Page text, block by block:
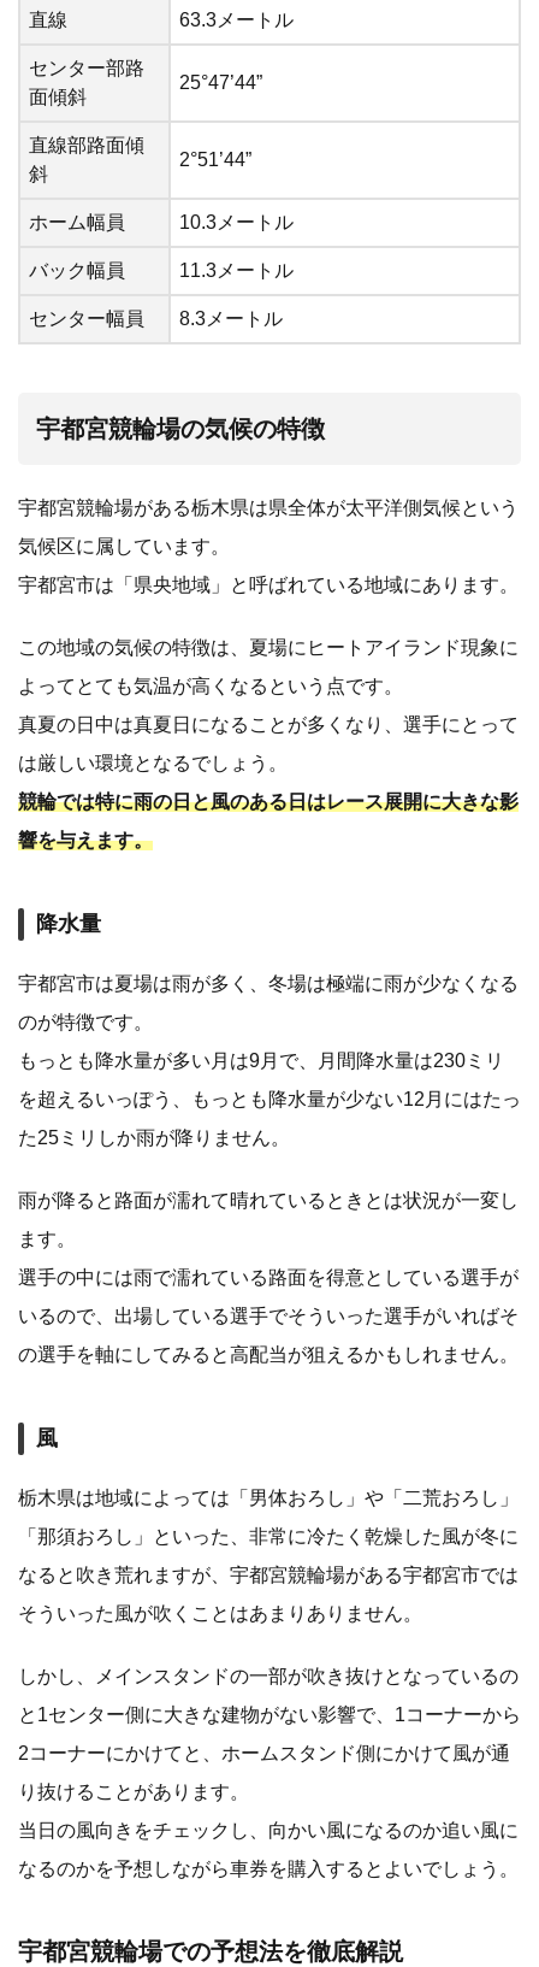
直線 63.3メートル
センター部路
面傾斜
25°47’44”
直線部路面傾
斜
2°51’44”
ホーム幅員 10.3メートル
バック幅員 11.3メートル
センター幅員 8.3メートル
宇都宮競輪場の気候の特徴
宇都宮競輪場がある栃木県は県全体が太平洋側気候という
気候区に属しています。
宇都宮市は「県央地域」と呼ばれている地域にあります。
この地域の気候の特徴は、夏場にヒートアイランド現象に
よってとても気温が高くなるという点です。
真夏の日中は真夏日になることが多くなり、選手にとって
は厳しい環境となるでしょう。
競輪では特に雨の日と風のある日はレース展開に大きな影
響を与えます。
降水量
宇都宮市は夏場は雨が多く、冬場は極端に雨が少なくなる
のが特徴です。
もっとも降水量が多い月は9月で、月間降水量は230ミリ
を超えるいっぽう、もっとも降水量が少ない12月にはたっ
た25ミリしか雨が降りません。
雨が降ると路面が濡れて晴れているときとは状況が一変し
ます。
選手の中には雨で濡れている路面を得意としている選手が
いるので、出場している選手でそういった選手がいればそ
の選手を軸にしてみると高配当が狙えるかもしれません。
風
栃木県は地域によっては「男体おろし」や「二荒おろし」
「那須おろし」といった、非常に冷たく乾燥した風が冬に
なると吹き荒れますが、宇都宮競輪場がある宇都宮市では
そういった風が吹くことはあまりありません。
しかし、メインスタンドの一部が吹き抜けとなっているの
と1センター側に大きな建物がない影響で、1コーナーから
2コーナーにかけてと、ホームスタンド側にかけて風が通
り抜けることがあります。
当日の風向きをチェックし、向かい風になるのか追い風に
なるのかを予想しながら車券を購入するとよいでしょう。
宇都宮競輪場での予想法を徹底解説